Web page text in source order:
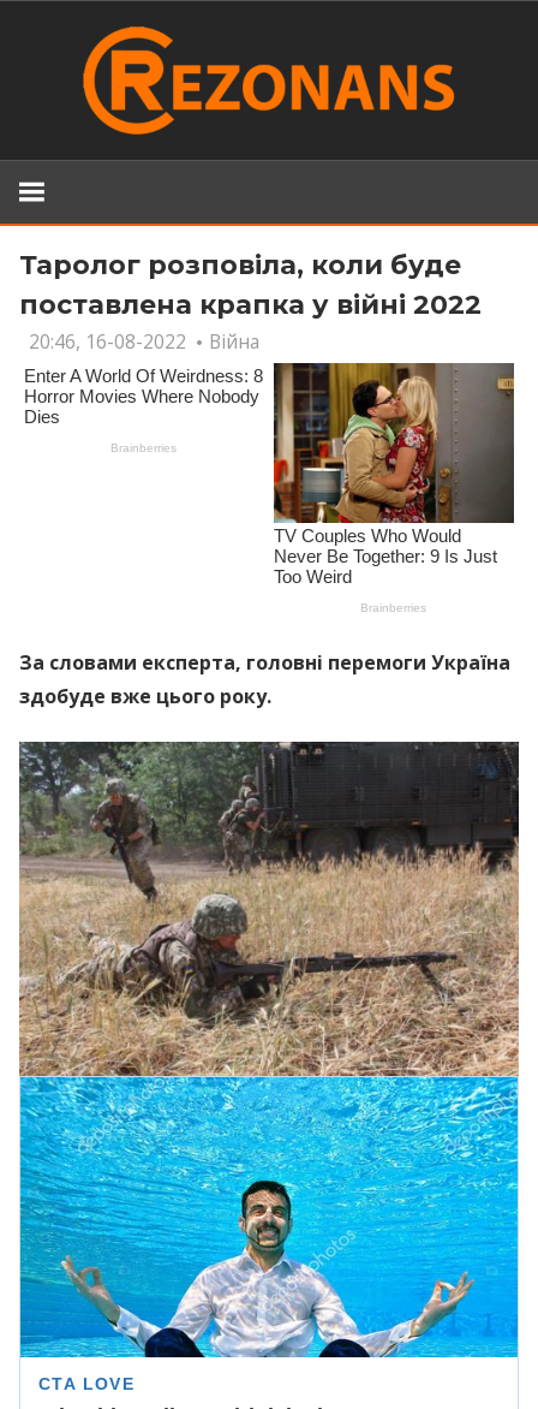
Таролог розповіла, коли буде
поставлена крапка у війні 2022
20:46, 16-08-2022 Війна
За словами експерта, головні перемоги Україна
здобуде вже цього року.